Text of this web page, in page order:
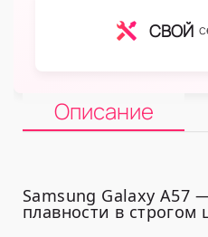
СВОЙ
Описание
Samsung Galaxy A57
плавности в строгом